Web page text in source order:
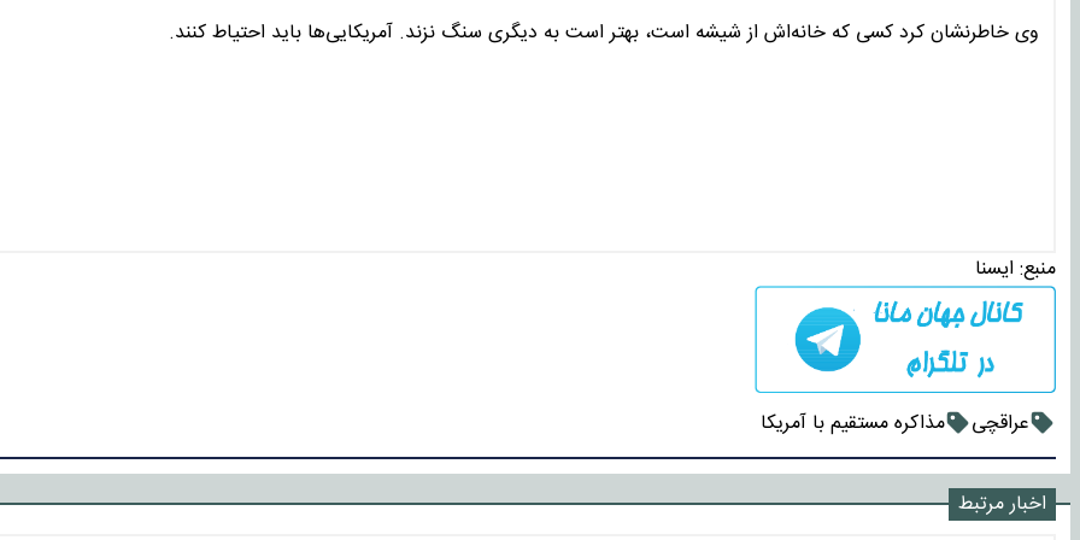
وی خاطرنشان کرد کسی که خانه‌اش از شیشه است، بهتر است به دیگری سنگ نزند. آمریکایی‌ها باید احتیاط کنند.
منبع: ايسنا
عراقچی مذاکره مستقیم با آمریکا
اخبار مرتبط